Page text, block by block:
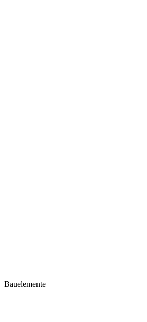
Bauelemente